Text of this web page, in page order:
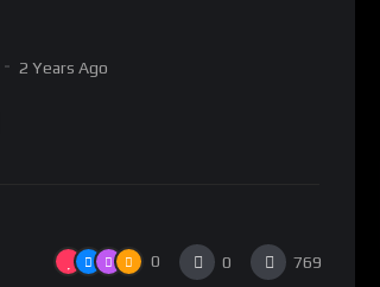
2 Years Ago
0 0 769